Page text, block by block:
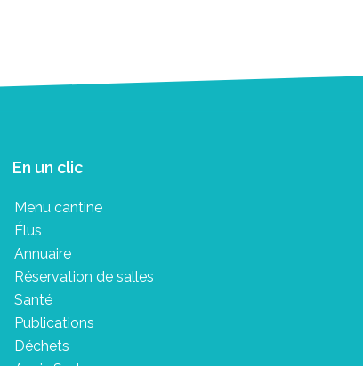
En un clic
Menu cantine
Élus
Annuaire
Réservation de salles
Santé
Publications
Déchets